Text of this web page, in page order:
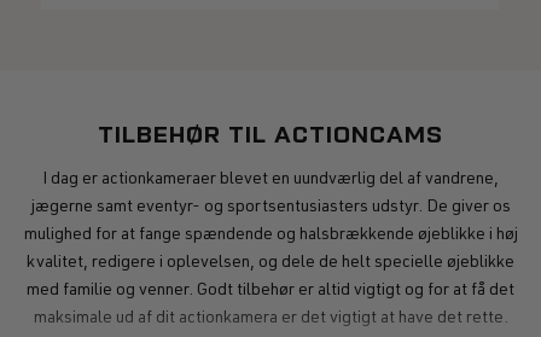
TILBEHØR TIL ACTIONCAMS
I dag er actionkameraer blevet en uundværlig del af vandrene,
jægerne samt eventyr- og sportsentusiasters udstyr. De giver os
mulighed for at fange spændende og halsbrækkende øjeblikke i høj
kvalitet, redigere i oplevelsen, og dele de helt specielle øjeblikke
med familie og venner. Godt tilbehør er altid vigtigt og for at få det
maksimale ud af dit actionkamera er det vigtigt at have det rette.